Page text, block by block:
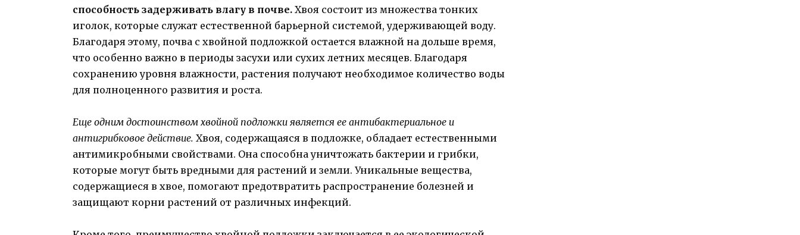
способность задерживать влагу в почве. Хвоя состоит из множества тонких
иголок, которые служат естественной барьерной системой, удерживающей воду.
Благодаря этому, почва с хвойной подложкой остается влажной на дольше время,
что особенно важно в периоды засухи или сухих летних месяцев. Благодаря
сохранению уровня влажности, растения получают необходимое количество воды
для полноценного развития и роста.
Еще одним достоинством хвойной подложки является ее антибактериальное и
антигрибковое действие. Хвоя, содержащаяся в подложке, обладает естественными
антимикробными свойствами. Она способна уничтожать бактерии и грибки,
которые могут быть вредными для растений и земли. Уникальные вещества,
содержащиеся в хвое, помогают предотвратить распространение болезней и
защищают корни растений от различных инфекций.